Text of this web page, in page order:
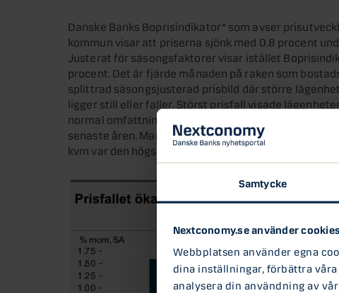
Samtycke
Nextconomy.se använder cookies
Webbplatsen använder egna
dina inställningar, förbättra
analysera din användning av
Danske Banks Boprisindikator* som avser
kommun visar att priserna sjönk med 0.8 procent
Justerat för säsongsfaktorer visar istället
procent. Det är fjärde månaden på raken som
splittrad säsongsjusterad prisbild där större
ligger still eller faller. Störst prisfall visade
normal omfattning i december, själva nivån ligger i
senaste åren. Man kan notera att omsättningen i
kvm var den högsta sedan 2016.